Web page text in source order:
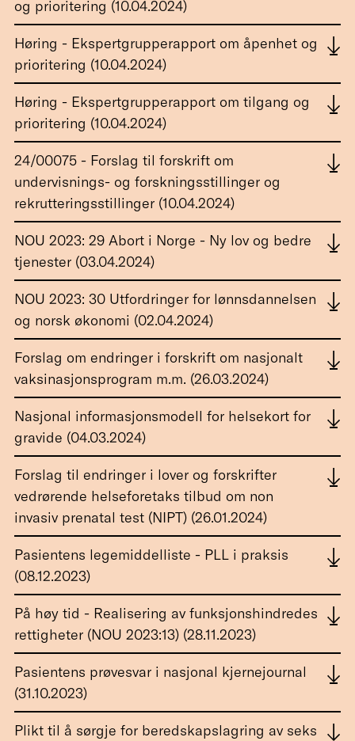
og prioritering (10.04.2024)
Høring - Ekspertgrupperapport om åpenhet og
prioritering (10.04.2024)
Høring - Ekspertgrupperapport om tilgang og
prioritering (10.04.2024)
24/00075 - Forslag til forskrift om
undervisnings- og forskningsstillinger og
rekrutteringsstillinger (10.04.2024)
NOU 2023: 29 Abort i Norge - Ny lov og bedre
tjenester (03.04.2024)
NOU 2023: 30 Utfordringer for lønnsdannelsen
og norsk økonomi (02.04.2024)
Forslag om endringer i forskrift om nasjonalt
vaksinasjonsprogram m.m. (26.03.2024)
Nasjonal informasjonsmodell for helsekort for
gravide (04.03.2024)
Forslag til endringer i lover og forskrifter
vedrørende helseforetaks tilbud om non
invasiv prenatal test (NIPT) (26.01.2024)
Pasientens legemiddelliste - PLL i praksis
(08.12.2023)
På høy tid - Realisering av funksjonshindredes
rettigheter (NOU 2023:13) (28.11.2023)
Pasientens prøvesvar i nasjonal kjernejournal
(31.10.2023)
Plikt til å sørgje for beredskapslagring av seks